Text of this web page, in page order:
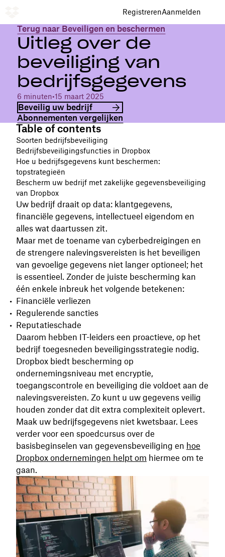
RegistrerenAanmelden
Terug naar Beveiligen en beschermen
Uitleg over de
beveiliging van
bedrijfsgegevens
6 minuten•15 maart 2025
Beveilig uw bedrijf
Abonnementen vergelijken
Table of contents
Soorten bedrijfsbeveiliging
Bedrijfsbeveiligingsfuncties in Dropbox
Hoe u bedrijfsgegevens kunt beschermen:
topstrategieën
Bescherm uw bedrijf met zakelijke gegevensbeveiliging
van Dropbox
Uw bedrijf draait op data: klantgegevens,
financiële gegevens, intellectueel eigendom en
alles wat daartussen zit.
Maar met de toename van cyberbedreigingen en
de strengere nalevingsvereisten is het beveiligen
van gevoelige gegevens niet langer optioneel; het
is essentieel. Zonder de juiste bescherming kan
één enkele inbreuk het volgende betekenen:
Financiële verliezen
Regulerende sancties
Reputatieschade
Daarom hebben IT-leiders een proactieve, op het
bedrijf toegesneden beveiligingsstrategie nodig.
Dropbox biedt bescherming op
ondernemingsniveau met encryptie,
toegangscontrole en beveiliging die voldoet aan de
nalevingsvereisten. Zo kunt u uw gegevens veilig
houden zonder dat dit extra complexiteit oplevert.
Maak uw bedrijfsgegevens niet kwetsbaar. Lees
verder voor een spoedcursus over de
basisbeginselen van gegevensbeveiliging en hoe
Dropbox ondernemingen helpt om hiermee om te
gaan.